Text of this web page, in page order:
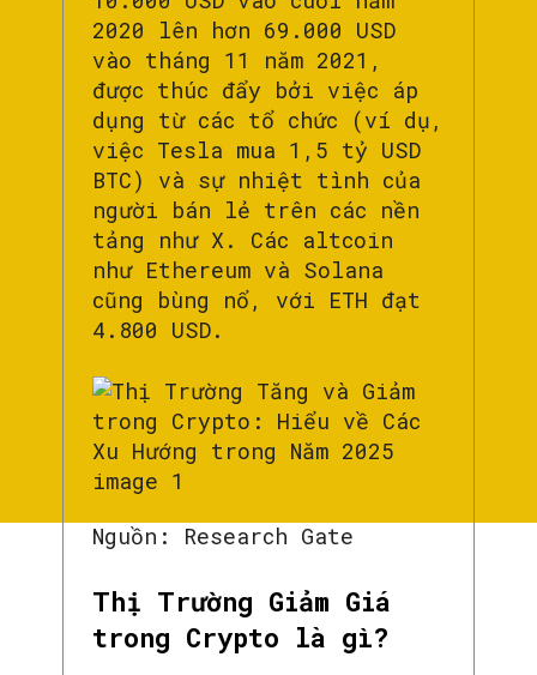
2020 lên hơn 69.000 USD
vào tháng 11 năm 2021,
được thúc đẩy bởi việc áp
dụng từ các tổ chức (ví dụ,
việc Tesla mua 1,5 tỷ USD
BTC) và sự nhiệt tình của
người bán lẻ trên các nền
tảng như X. Các altcoin
như Ethereum và Solana
cũng bùng nổ, với ETH đạt
4.800 USD.
Nguồn: Research Gate
Thị Trường Giảm Giá
trong Crypto là gì?